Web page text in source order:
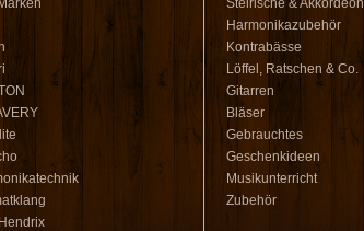
Steirische & Akkordeon
Harmonikazubehör
Kontrabässe
Löffel, Ratschen & Co.
Gitarren
Bläser
Gebrauchtes
Geschenkideen
Musikunterricht
Zubehör